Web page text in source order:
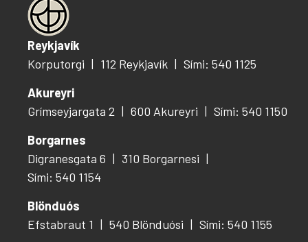
Reykjavík
Korputorgi
112 Reykjavík
Sími: 540 1125
Akureyri
Grímseyjargata 2
600 Akureyri
Sími: 540 1150
Borgarnes
Digranesgata 6
310 Borgarnesi
Sími: 540 1154
Blönduós
Efstabraut 1
540 Blönduósi
Sími: 540 1155